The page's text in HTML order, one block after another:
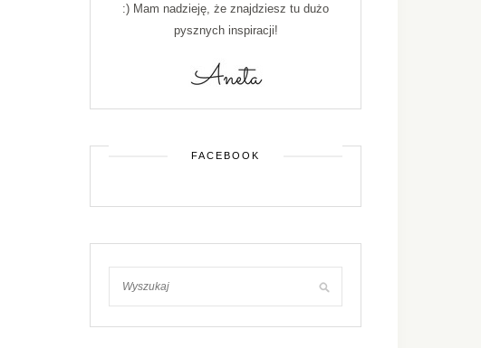
:) Mam nadzieję, że znajdziesz tu dużo
pysznych inspiracji!
FACEBOOK